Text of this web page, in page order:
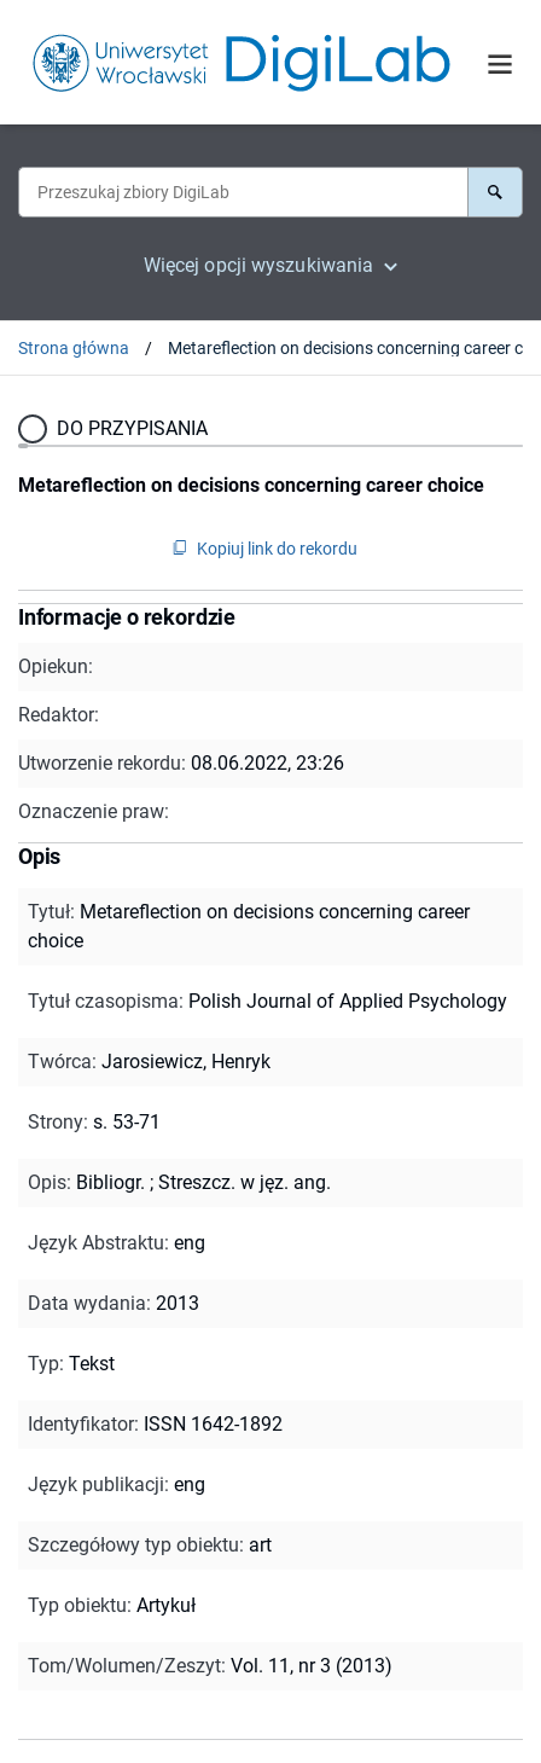
Więcej opcji wyszukiwania
Strona główna
DO PRZYPISANIA
Metareflection on decisions concerning career choice
Kopiuj link do rekordu
Informacje o rekordzie
Opiekun:
Redaktor:
Utworzenie rekordu: 08.06.2022, 23:26
Oznaczenie praw:
Opis
Tytuł: Metareflection on decisions concerning career
choice
Tytuł czasopisma: Polish Journal of Applied Psychology
Twórca: Jarosiewicz, Henryk
Strony: s. 53-71
Opis: Bibliogr. ; Streszcz. w jęz. ang.
Język Abstraktu: eng
Data wydania: 2013
Typ: Tekst
Identyfikator: ISSN 1642-1892
Język publikacji: eng
Szczegółowy typ obiektu: art
Typ obiektu: Artykuł
Tom/Wolumen/Zeszyt: Vol. 11, nr 3 (2013)